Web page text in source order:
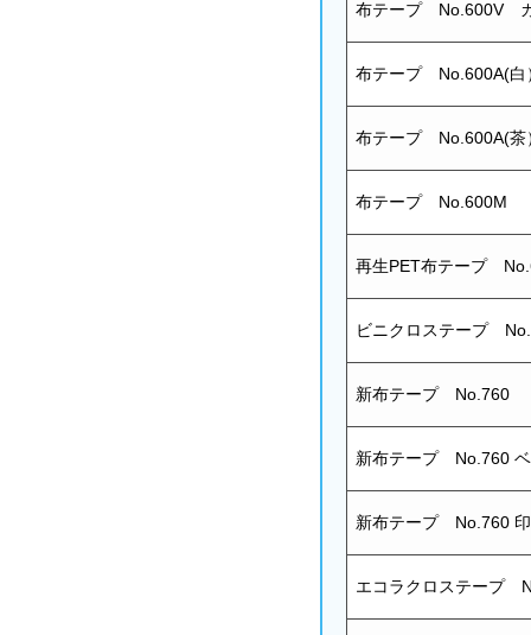
布テープ No.600V カ
布テープ No.600A(白
布テープ No.600A(茶
布テープ No.600M
再生PET布テープ
ビニクロステープ
新布テープ No.760
新布テープ No.760
新布テープ No.760
エコラクロステープ